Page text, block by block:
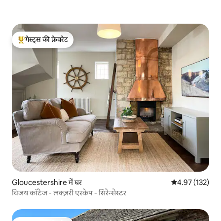
गेस्ट्स का टॉप फ़ेवरेट
गेस्ट्स की फ़ेवरेट
Gloucestershire में घर औसत रेटिंग 5 में से
4.97 (132)
विजय कॉटेज - लक्ज़री एस्केप - सिरेन्सेस्टर